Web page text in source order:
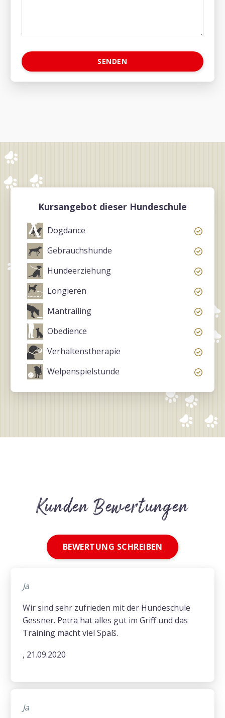
Kursangebot dieser Hundeschule
Dogdance
Gebrauchshunde
Hundeerziehung
Longieren
Mantrailing
Obedience
Verhaltenstherapie
Welpenspielstunde
Kunden Bewertungen
BEWERTUNG SCHREIBEN
Ja
Wir sind sehr zufrieden mit der Hundeschule
Gessner. Petra hat alles gut im Griff und das
Training macht viel Spaß.
, 21.09.2020
Ja